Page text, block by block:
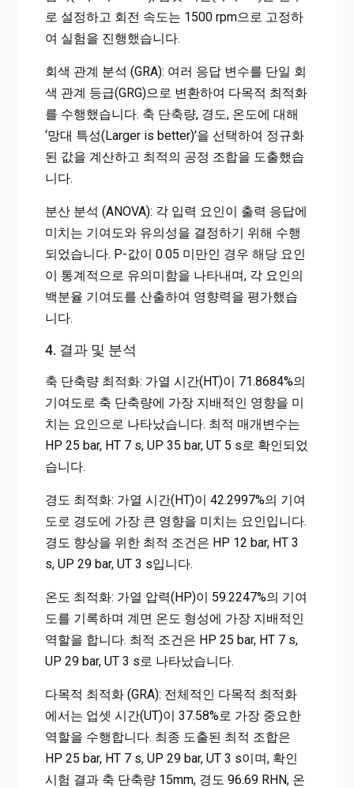
로 설정하고 회전 속도는 1500 rpm으로 고정하
여 실험을 진행했습니다.
회색 관계 분석 (GRA): 여러 응답 변수를 단일 회
색 관계 등급(GRG)으로 변환하여 다목적 최적화
를 수행했습니다. 축 단축량, 경도, 온도에 대해
‘망대 특성(Larger is better)’을 선택하여 정규화
된 값을 계산하고 최적의 공정 조합을 도출했습
니다.
분산 분석 (ANOVA): 각 입력 요인이 출력 응답에
미치는 기여도와 유의성을 결정하기 위해 수행
되었습니다. P-값이 0.05 미만인 경우 해당 요인
이 통계적으로 유의미함을 나타내며, 각 요인의
백분율 기여도를 산출하여 영향력을 평가했습
니다.
4. 결과 및 분석
축 단축량 최적화: 가열 시간(HT)이 71.8684%의
기여도로 축 단축량에 가장 지배적인 영향을 미
치는 요인으로 나타났습니다. 최적 매개변수는
HP 25 bar, HT 7 s, UP 35 bar, UT 5 s로 확인되었
습니다.
경도 최적화: 가열 시간(HT)이 42.2997%의 기여
도로 경도에 가장 큰 영향을 미치는 요인입니다.
경도 향상을 위한 최적 조건은 HP 12 bar, HT 3
s, UP 29 bar, UT 3 s입니다.
온도 최적화: 가열 압력(HP)이 59.2247%의 기여
도를 기록하며 계면 온도 형성에 가장 지배적인
역할을 합니다. 최적 조건은 HP 25 bar, HT 7 s,
UP 29 bar, UT 3 s로 나타났습니다.
다목적 최적화 (GRA): 전체적인 다목적 최적화
에서는 업셋 시간(UT)이 37.58%로 가장 중요한
역할을 수행합니다. 최종 도출된 최적 조합은
HP 25 bar, HT 7 s, UP 29 bar, UT 3 s이며, 확인
시험 결과 축 단축량 15mm, 경도 96.69 RHN, 온